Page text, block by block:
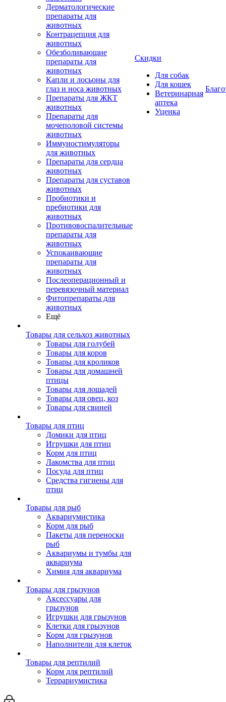
Дерматологические
препараты для
животных
Контрацепция для
животных
Обезболивающие
препараты для
животных
Капли и лосьоны для
глаз и носа животных
Препараты для ЖКТ
животных
Препараты для
мочеполовой системы
животных
Иммуностимуляторы
для животных
Препараты для сердца
животных
Препараты для суставов
животных
Пробиотики и
пребиотики для
животных
Противовоспалительные
препараты для
животных
Успокаивающие
препараты для
животных
Послеоперационный и
перевязочный материал
Фитопрепараты для
животных
Ещё
Товары для сельхоз животных
Товары для голубей
Товары для коров
Товары для кроликов
Товары для домашней
птицы
Товары для лошадей
Товары для овец, коз
Товары для свиней
Товары для птиц
Домики для птиц
Игрушки для птиц
Корм для птиц
Лакомства для птиц
Посуда для птиц
Средства гигиены для
птиц
Товары для рыб
Аквариумистика
Корм для рыб
Пакеты для переноски
рыб
Аквариумы и тумбы для
аквариума
Химия для аквариума
Товары для грызунов
Аксессуары для
грызунов
Игрушки для грызунов
Клетки для грызунов
Корм для грызунов
Наполнители для клеток
Товары для рептилий
Корм для рептилий
Террариумистика
Скидки
Для собак
Для кошек
Ветеринарная
аптека
Уценка